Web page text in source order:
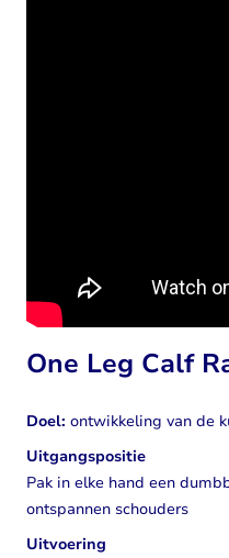
One Leg Calf
Doel: ontwikkeling van de
Uitgangspositie
Pak in elke hand een
ontspannen schouders
Uitvoering